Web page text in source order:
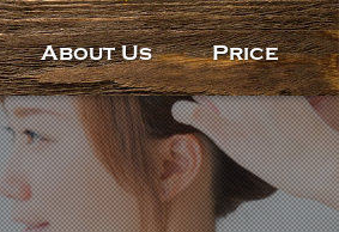
About Us Price